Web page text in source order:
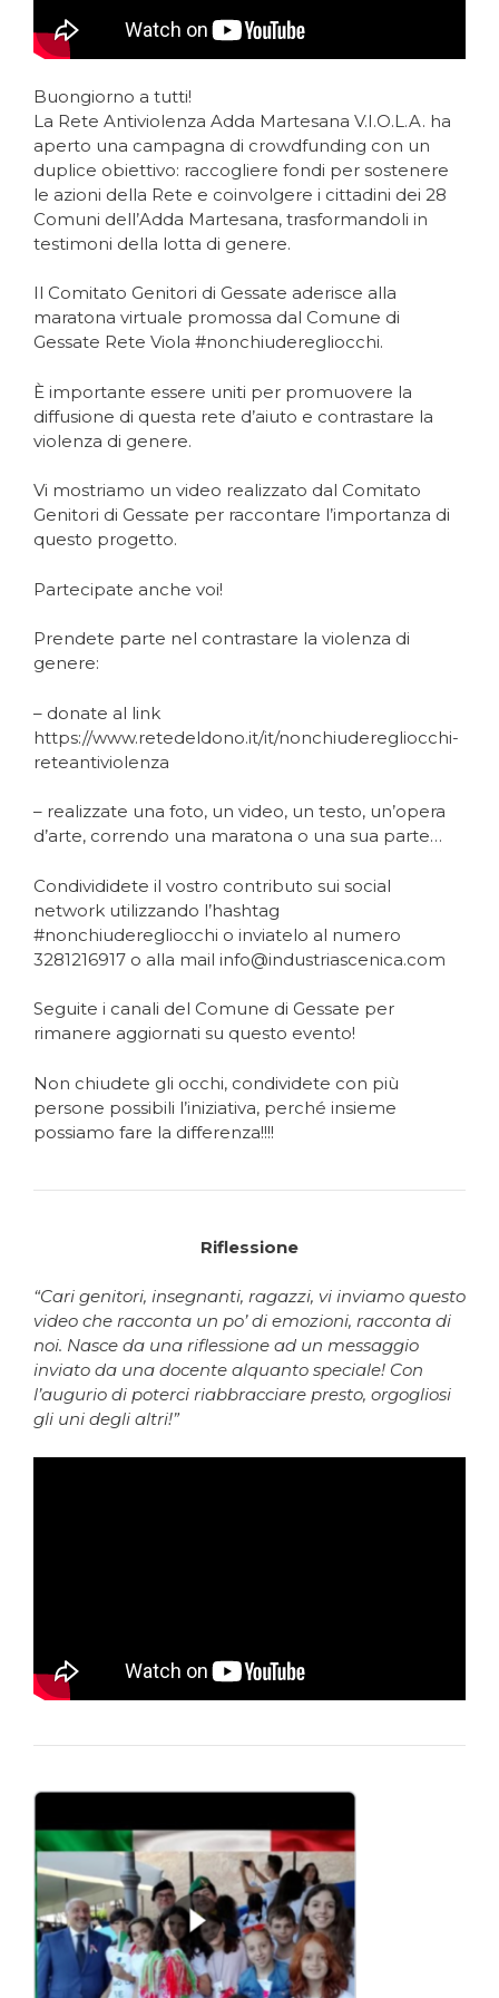
Buongiorno a tutti!
La Rete Antiviolenza Adda Martesana V.I.O.L.A. ha
aperto una campagna di crowdfunding con un
duplice obiettivo: raccogliere fondi per sostenere
le azioni della Rete e coinvolgere i cittadini dei 28
Comuni dell’Adda Martesana, trasformandoli in
testimoni della lotta di genere.
Il Comitato Genitori di Gessate aderisce alla
maratona virtuale promossa dal Comune di
Gessate Rete Viola #nonchiuderegliocchi.
È importante essere uniti per promuovere la
diffusione di questa rete d’aiuto e contrastare la
violenza di genere.
Vi mostriamo un video realizzato dal Comitato
Genitori di Gessate per raccontare l’importanza di
questo progetto.
Partecipate anche voi!
Prendete parte nel contrastare la violenza di
genere:
– donate al link
https://www.retedeldono.it/it/nonchiuderegliocchi-
reteantiviolenza
– realizzate una foto, un video, un testo, un’opera
d’arte, correndo una maratona o una sua parte…
Condivididete il vostro contributo sui social
network utilizzando l’hashtag
#nonchiuderegliocchi o inviatelo al numero
3281216917 o alla mail info@industriascenica.com
Seguite i canali del Comune di Gessate per
rimanere aggiornati su questo evento!
Non chiudete gli occhi, condividete con più
persone possibili l’iniziativa, perché insieme
possiamo fare la differenza!!!!
Riflessione
“Cari genitori, insegnanti, ragazzi, vi inviamo questo
video che racconta un po’ di emozioni, racconta di
noi. Nasce da una riflessione ad un messaggio
inviato da una docente alquanto speciale! Con
l’augurio di poterci riabbracciare presto, orgogliosi
gli uni degli altri!”